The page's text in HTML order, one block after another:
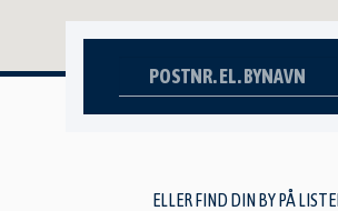
ELLER FIND DIN BY PÅ